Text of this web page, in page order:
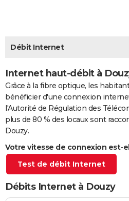
CARTE DE VOEUX
Carte de Noël
Carte Bonne année
Carte Saint-Valentin
Carte Pâques
Carte d'anniversaire
DICTIONNAIRE
PROGRAMME TV
COPAINS D'AVANT
S'inscrire
Se connecter
Lycées
Collèges
Primaires
Universités
Entreprises
Service militaire
Avis de recherche
Bricolage
Lifestyle
Culture
Sport
Auto
Television
Voyage
Cinema
Débit Internet
Internet haut-débit à
Grâce à la fibre optique, les
bénéficier d'une connexion
l'Autorité de Régulation des
plus de 80 % des locaux sont
Douzy.
Votre vitesse de connexion est-
Test de débit Internet
Débits Internet à Douzy